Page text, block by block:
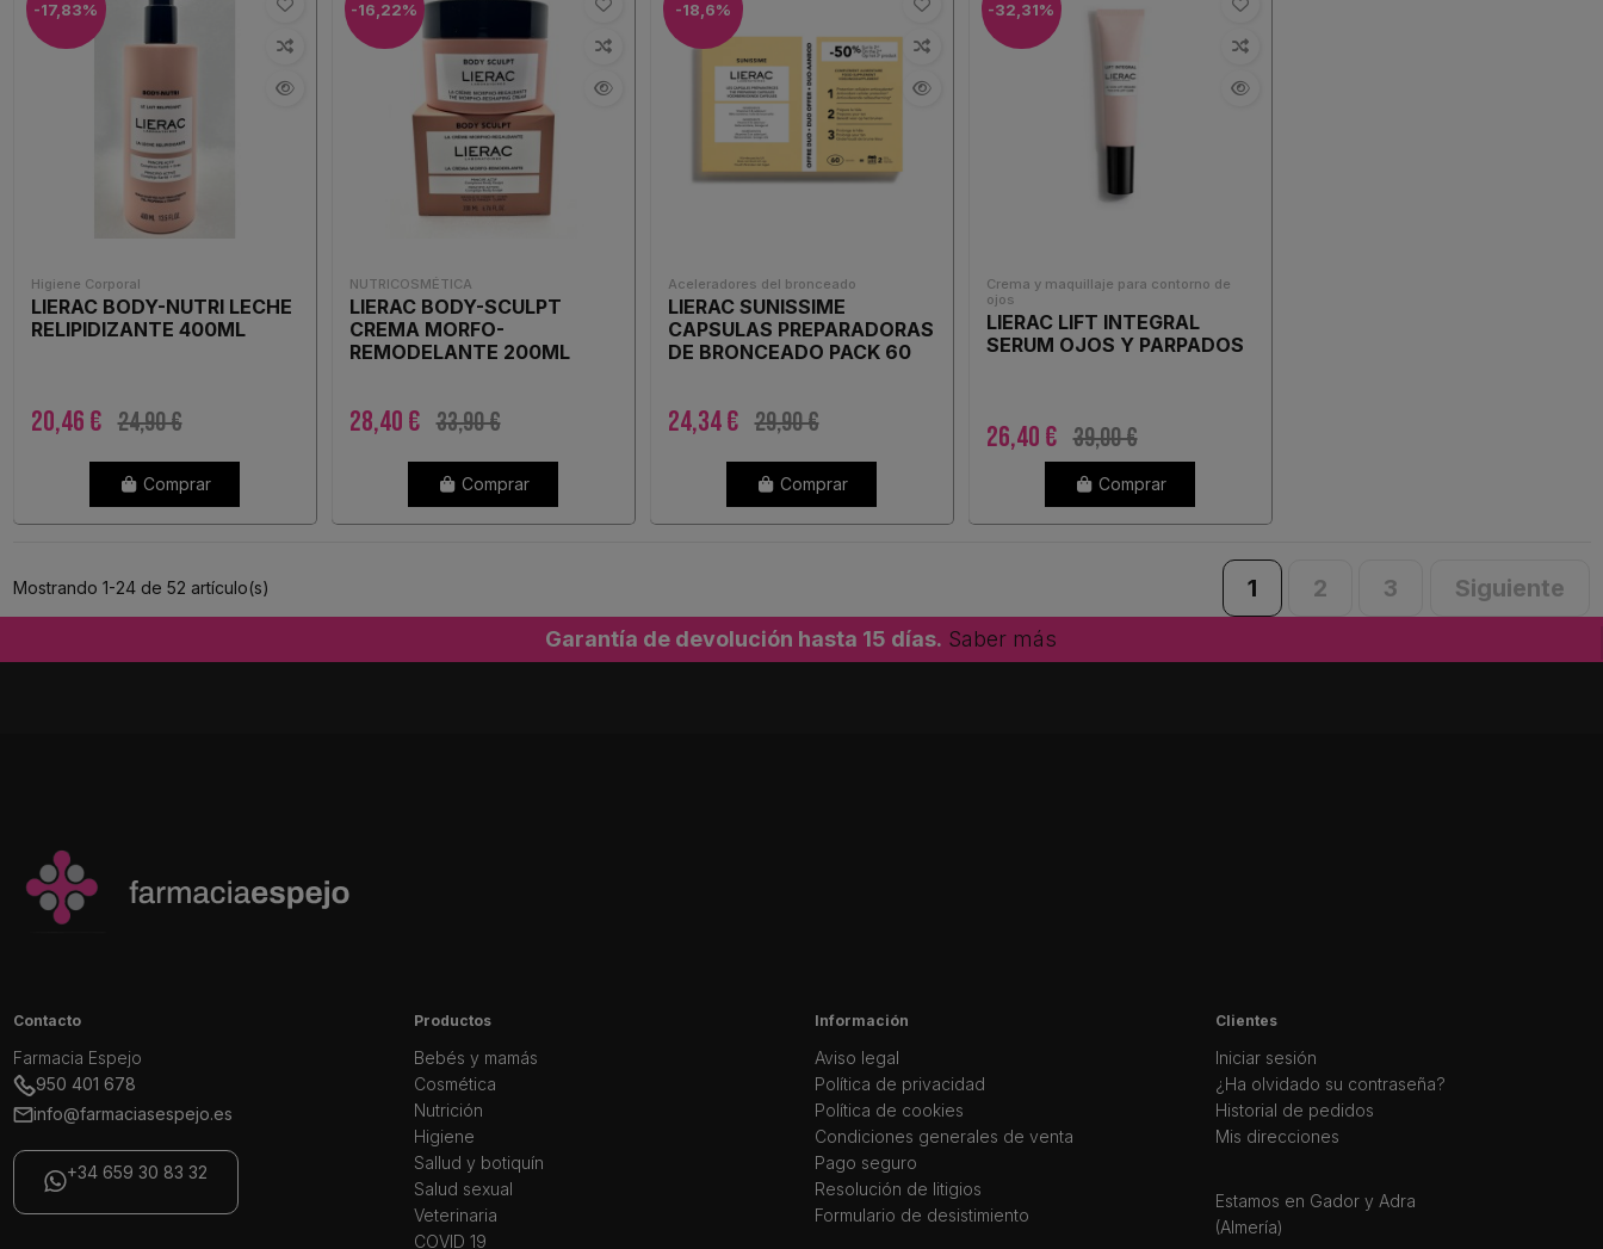
-17,83%
Higiene Corporal
LIERAC BODY-NUTRI LECHE
RELIPIDIZANTE 400ML
20,46 € 24,90 €
Comprar
-16,22%
NUTRICOSMÉTICA
LIERAC BODY-SCULPT
CREMA MORFO-
REMODELANTE 200ML
28,40 € 33,90 €
Comprar
-18,6%
Aceleradores del bronceado
LIERAC SUNISSIME
CAPSULAS PREPARADORAS
DE BRONCEADO PACK 60
24,34 € 29,90 €
Comprar
-32,31%
Crema y maquillaje para contorno de
ojos
LIERAC LIFT INTEGRAL
SERUM OJOS Y PARPADOS
26,40 € 39,00 €
Comprar
Mostrando 1-24 de 52 artículo(s) 1 2 3 Siguiente
Garantía de devolución hasta 15 días. Saber más
Contacto
Farmacia Espejo
950 401 678
info@farmaciasespejo.es
+34 659 30 83 32
Productos
Bebés y mamás
Cosmética
Nutrición
Higiene
Sallud y botiquín
Salud sexual
Veterinaria
COVID 19
Información
Aviso legal
Política de privacidad
Política de cookies
Condiciones generales de venta
Pago seguro
Resolución de litigios
Formulario de desistimiento
Clientes
Iniciar sesión
¿Ha olvidado su contraseña?
Historial de pedidos
Mis direcciones
Estamos en Gador y Adra
(Almería)